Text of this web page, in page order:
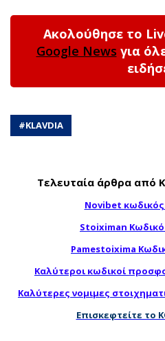
Ακολούθησε το
Google News για
#KLAVDIA
Τελευταία άρθρα από
Novibet
Stoiximan
Pamestoixima
Καλύτεροι κωδικοί
Καλύτερες νομιμες
Επισκεφτείτε το